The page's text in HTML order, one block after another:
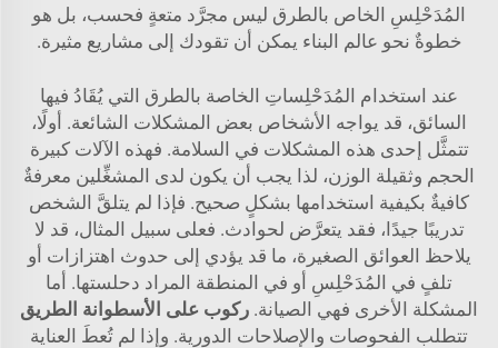
المُدَحْلِسِ الخاص بالطرق ليس مجرَّد متعةٍ فحسب، بل هو
خطوةٌ نحو عالم البناء يمكن أن تقودك إلى مشاريع مثيرة.
عند استخدام المُدَحْلِساتِ الخاصة بالطرق التي يُقَادُ فيها
السائق، قد يواجه الأشخاص بعض المشكلات الشائعة. أولًا،
تتمثَّل إحدى هذه المشكلات في السلامة. فهذه الآلات كبيرة
الحجم وثقيلة الوزن، لذا يجب أن يكون لدى المشغِّلين معرفةٌ
كافيةٌ بكيفية استخدامها بشكلٍ صحيح. فإذا لم يتلقَّ الشخص
تدريبًا جيدًا، فقد يتعرَّض لحوادث. فعلى سبيل المثال، قد لا
يلاحظ العوائق الصغيرة، ما قد يؤدي إلى حدوث اهتزازات أو
تلفٍ في المُدَحْلِسِ أو في المنطقة المراد دحلستها. أما
المشكلة الأخرى فهي الصيانة. ركوب على الأسطوانة الطريق
تتطلب الفحوصات والإصلاحات الدورية. وإذا لم تُعطَ العناية